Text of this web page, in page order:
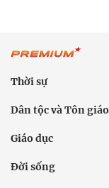
Thời sự
Dân tộc và Tôn giáo
Giáo dục
Đời sống